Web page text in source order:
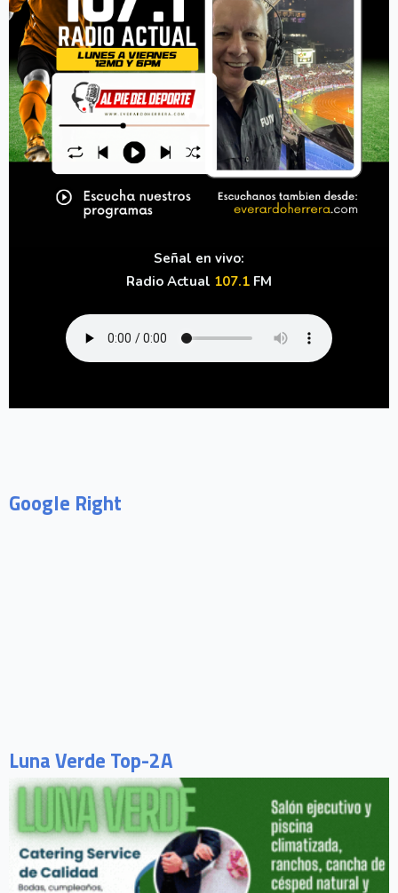
Señal en vivo:
Radio Actual 107.1 FM
Google Right
Luna Verde Top-2A